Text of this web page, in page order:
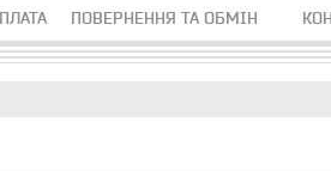
ПОВЕРНЕННЯ ТА ОБМІН